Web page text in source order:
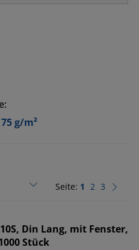
g/m²
Seite: 1 2 3
Din Lang, mit Fenster,
Stück